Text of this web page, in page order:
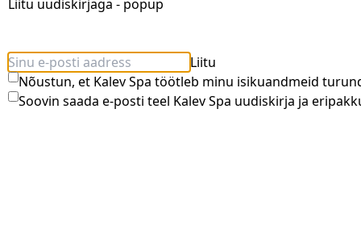
Soovid oma puhkust täiendada lisavõimalustega?
SUVE PAKKUMINE!
Liitu uudiskirjaga - popup
Liitu
Nõustun, et Kalev Spa töötleb minu isikuandmeid
Soovin saada e-posti teel Kalev Spa uudiskirja ja